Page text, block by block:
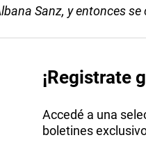
Sanz, y entonces
¡Registrate
Accedé a una
boletines